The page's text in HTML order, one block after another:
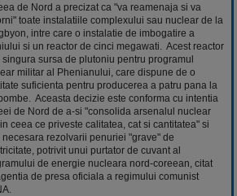
de Nord a precizat ca "va reamenaja si va
toate instalatiile complexului sau nuclear de la
intre care o instalatie de imbogatire a
si un reactor de cinci megawati. Acest reactor
singura sursa de plutoniu pentru programul
militar al Phenianului, care dispune de o
suficienta pentru producerea a patru pana la
Aceasta decizie este conforma cu intentia
de Nord de a-si "consolida arsenalul nuclear
ceea ce priveste calitatea, cat si cantitatea" si
necesara rezolvarii penuriei "grave" de
potrivit unui purtator de cuvant al
de energie nucleara nord-coreean, citat
de presa oficiala a regimului comunist